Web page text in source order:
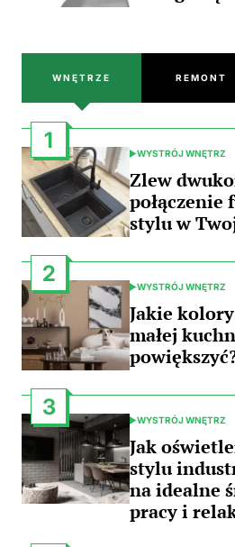
WNĘTRZE REMONT
1
POSTED
IN
WYSTRÓJ WNĘTRZ
Zlew
stylu w
2
POSTED
IN
WYSTRÓJ WNĘTRZ
Jakie
małej
3
POSTED
IN
WYSTRÓJ WNĘTRZ
Jak
stylu
na idealne
pracy i